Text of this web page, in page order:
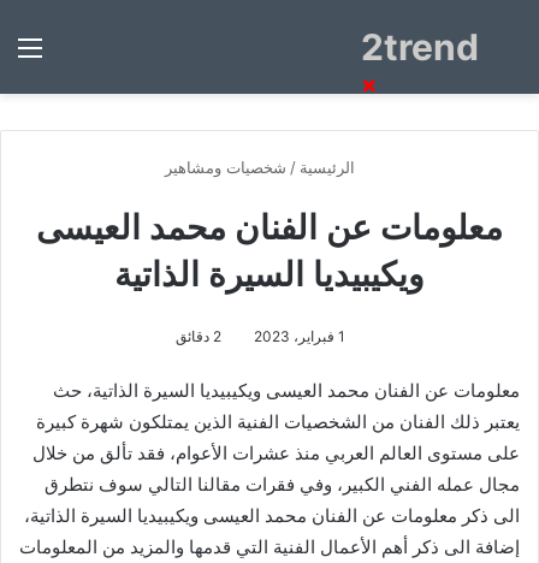
2trendبحث
الرئيسية / شخصيات ومشاهير
معلومات عن الفنان محمد العيسى
ويكيبيديا السيرة الذاتية
1 فبراير، 2023
معلومات عن الفنان محمد العيسى ويكيبيديا السيرة الذاتية، حث
يعتبر ذلك الفنان من الشخصيات الفنية الذين يمتلكون شهرة كبيرة
على مستوى العالم العربي منذ عشرات الأعوام، فقد تألق من خلال
مجال عمله الفني الكبير، وفي فقرات مقالنا التالي سوف نتطرق
الى ذكر معلومات عن الفنان محمد العيسى ويكيبيديا السيرة الذاتية،
إضافة الى ذكر أهم الأعمال الفنية التي قدمها والمزيد من المعلومات
×